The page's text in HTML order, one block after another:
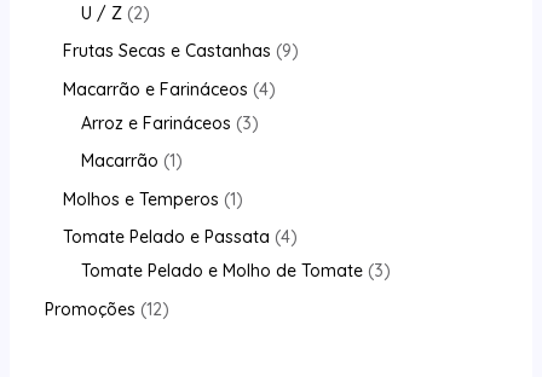
U / Z 2
Frutas Secas e Castanhas 9
Macarrão e Farináceos 4
Arroz e Farináceos 3
Macarrão 1
Molhos e Temperos 1
Tomate Pelado e Passata 4
Tomate Pelado e Molho de Tomate 3
Promoções 12